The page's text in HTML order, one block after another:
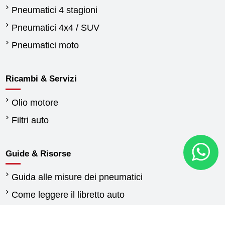
Pneumatici 4 stagioni
Pneumatici 4x4 / SUV
Pneumatici moto
Ricambi & Servizi
Olio motore
Filtri auto
Guide & Risorse
Guida alle misure dei pneumatici
Come leggere il libretto auto